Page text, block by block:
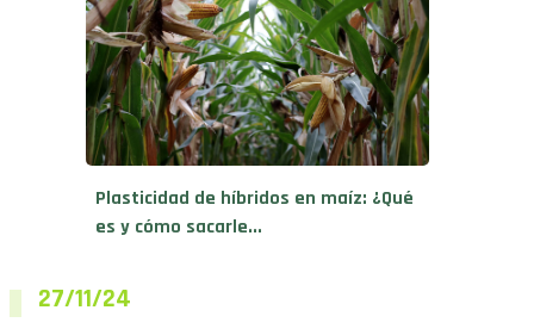
Plasticidad de híbridos en maíz: ¿Qué
es y cómo sacarle...
27/11/24